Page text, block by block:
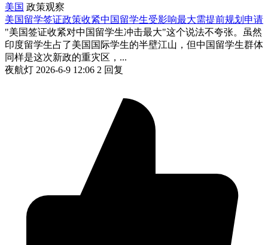
美国 政策观察
美国留学签证政策收紧中国留学生受影响最大需提前规划申请
"美国签证收紧对中国留学生冲击最大"这个说法不夸张。虽然
印度留学生占了美国国际学生的半壁江山，但中国留学生群体
同样是这次新政的重灾区，...
夜航灯 2026-6-9 12:06 2 回复